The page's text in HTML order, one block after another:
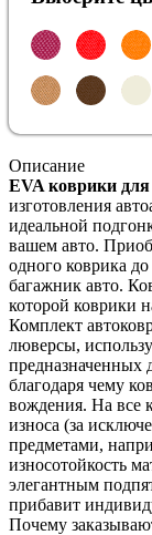
Описание
EVA коврики
изготовления
идеальной
вашем авто.
одного коврика
багажник авто.
которой коврики
Комплект
люверсы,
предназначенных
благодаря чему
вождения. На все
износа (за
предметами,
износотойкость
элегантным
прибавит
Почему